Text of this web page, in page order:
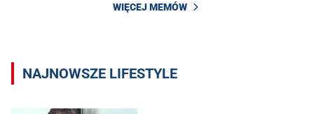
WIĘCEJ MEMÓW
NAJNOWSZE LIFESTYLE